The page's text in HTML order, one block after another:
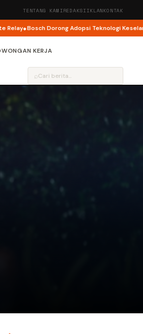
TENTANG KAMIREDAKSIIKLANKONTAK
Bosch Dorong Adopsi Teknologi Keselamatan
KERJA
⌕